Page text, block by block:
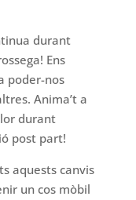
durant
Ens
poder-nos
Anima’t a
durant
post part!
aquests canvis
un cos mòbil